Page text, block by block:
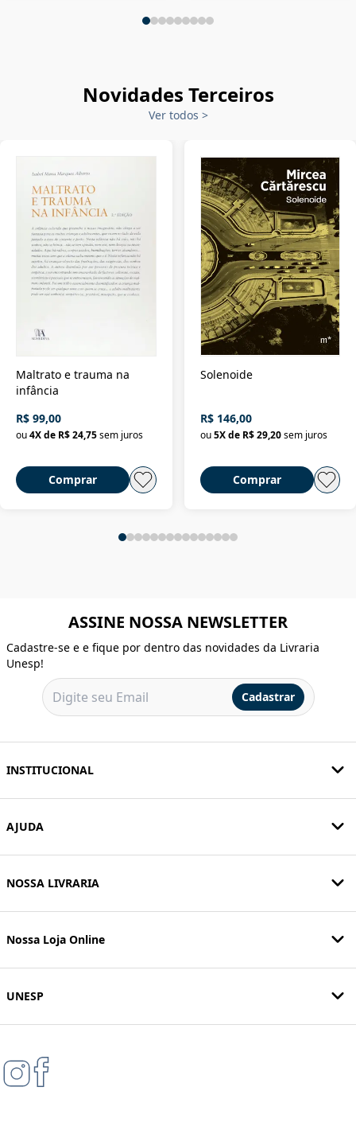
Novidades Terceiros
Ver todos >
Maltrato e trauma na
infância
R$ 99,00
ou4X de R$ 24,75sem juros
Comprar
Solenoide
R$ 146,00
ou 5X de R$ 29,20 sem juros
Comprar
ASSINE NOSSA NEWSLETTER
Cadastre-se e e fique por dentro das novidades da Livraria
Unesp!
Cadastrar
INSTITUCIONAL
AJUDA
NOSSA LIVRARIA
Nossa Loja Online
UNESP